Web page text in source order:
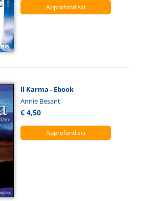
Approfondisci
Il Karma - Ebook
Annie Besant
€ 4,50
Approfondisci